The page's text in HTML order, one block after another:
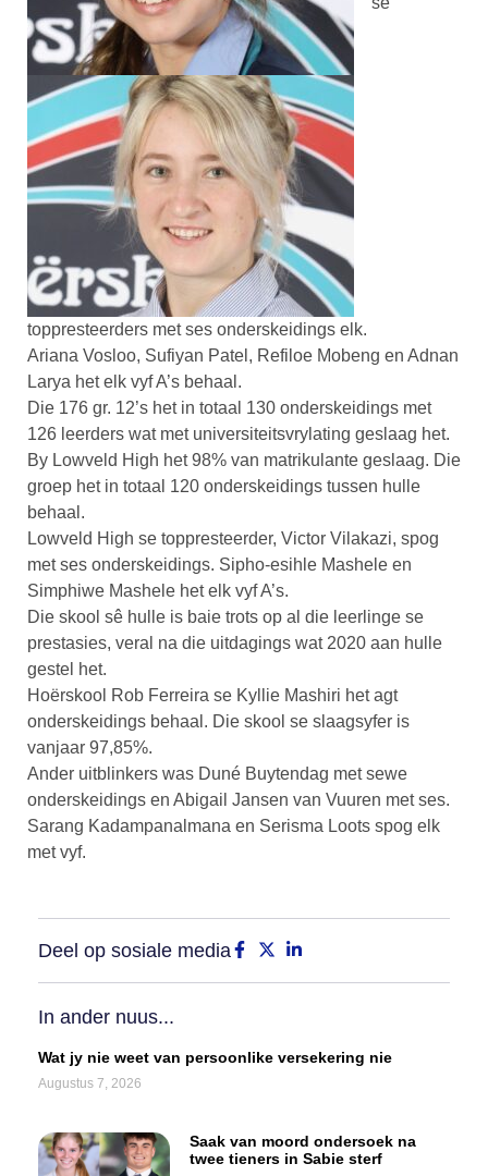
toppresteerders met ses onderskeidings elk.
Ariana Vosloo, Sufiyan Patel, Refiloe Mobeng en Adnan
Larya het elk vyf A’s behaal.
Die 176 gr. 12’s het in totaal 130 onderskeidings met
126 leerders wat met universiteitsvrylating geslaag het.
By Lowveld High het 98% van matrikulante geslaag. Die
groep het in totaal 120 onderskeidings tussen hulle
behaal.
Lowveld High se toppresteerder, Victor Vilakazi, spog
met ses onderskeidings. Sipho-esihle Mashele en
Simphiwe Mashele het elk vyf A’s.
Die skool sê hulle is baie trots op al die leerlinge se
prestasies, veral na die uitdagings wat 2020 aan hulle
gestel het.
Hoërskool Rob Ferreira se Kyllie Mashiri het agt
onderskeidings behaal. Die skool se slaagsyfer is
vanjaar 97,85%.
Ander uitblinkers was Duné Buytendag met sewe
onderskeidings en Abigail Jansen van Vuuren met ses.
Sarang Kadampanalmana en Serisma Loots spog elk
met vyf.
Deel op sosiale media
In ander nuus...
Wat jy nie weet van persoonlike versekering nie
Augustus 7, 2026
Saak van moord ondersoek na
twee tieners in Sabie sterf